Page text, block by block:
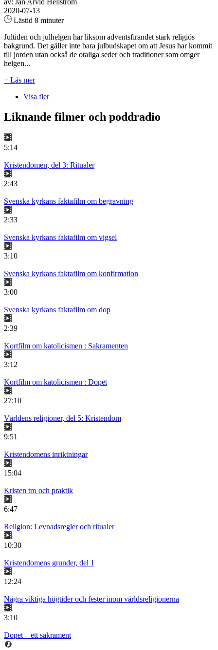
2020-07-13
Lästid 8 minuter
Jultiden och julhelgen har liksom adventsfirandet stark religiös
bakgrund. Det gäller inte bara julbudskapet om att Jesus har kommit
till jorden utan också de otaliga seder och traditioner som omger
helgen...
+ Läs mer
Visa fler
Liknande filmer och poddradio
5:14
Kristendomen, del 3: Ritualer
2:43
Svenska kyrkans faktafilm om begravning
2:33
Svenska kyrkans faktafilm om vigsel
3:10
Svenska kyrkans faktafilm om konfirmation
3:00
Svenska kyrkans faktafilm om dop
2:39
Kortfilm om katolicismen : Sakramenten
3:12
Kortfilm om katolicismen : Dopet
27:10
Världens religioner, del 5: Kristendom
9:51
Kristendomens inriktningar
15:04
Kristen tro och praktik
6:47
Religion: Levnadsregler och ritualer
10:30
Kristendomens grunder, del 1
12:24
Några viktiga högtider och fester inom världsreligionerna
3:10
Dopet – ett sakrament